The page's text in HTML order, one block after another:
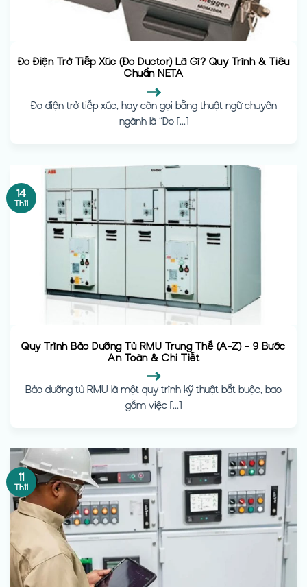
Đo Điện Trở Tiếp Xúc (Đo Ductor) Là Gì? Quy Trình & Tiêu
Chuẩn NETA
Đo điện trở tiếp xúc, hay còn gọi bằng thuật ngữ chuyên
ngành là “Đo [...]
Quy Trình Bảo Dưỡng Tủ RMU Trung Thế (A-Z) – 9 Bước
An Toàn & Chi Tiết
Bảo dưỡng tủ RMU là một quy trình kỹ thuật bắt buộc, bao
gồm việc [...]
14
Th11
11
Th11